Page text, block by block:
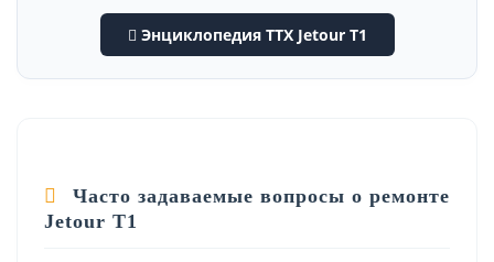
Энциклопедия ТТХ Jetour T1
Часто задаваемые вопросы о ремонте
Jetour T1